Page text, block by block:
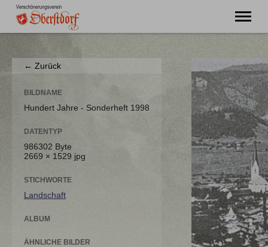
"Ming Huimat mueß de Kinde blibe!"
Verein
Chronik
Unser Oberstdorf
Flurnamen
Literatur
Kontakt
← Zurück
BILDNAME
Hundert Jahre - Sonderheft 1998
DATENTYP
986302 Byte
2669 × 1529 jpg
STICHWORTE
Landschaft
ALBUM
ÄHNLICHE BILDER